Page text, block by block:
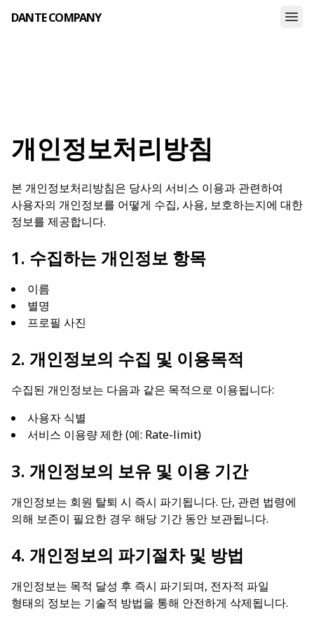
DANTE COMPANY
개인정보처리방침
본 개인정보처리방침은 당사의 서비스 이용과 관련하여
사용자의 개인정보를 어떻게 수집, 사용, 보호하는지에 대한
정보를 제공합니다.
1. 수집하는 개인정보 항목
이름
별명
프로필 사진
2. 개인정보의 수집 및 이용목적
수집된 개인정보는 다음과 같은 목적으로 이용됩니다:
사용자 식별
서비스 이용량 제한 (예: Rate-limit)
3. 개인정보의 보유 및 이용 기간
개인정보는 회원 탈퇴 시 즉시 파기됩니다. 단, 관련 법령에
의해 보존이 필요한 경우 해당 기간 동안 보관됩니다.
4. 개인정보의 파기절차 및 방법
개인정보는 목적 달성 후 즉시 파기되며, 전자적 파일
형태의 정보는 기술적 방법을 통해 안전하게 삭제됩니다.